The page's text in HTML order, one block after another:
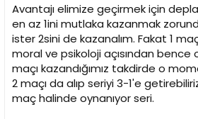
Avantajı elimize geçirmek için
en az 1ini mutlaka kazanmak
ister 2sini de kazanalım. Fakat 1
moral ve psikoloji açısından bence
maçı kazandığımız takdirde o
2 maçı da alıp seriyi 3-1'e
maç halinde oynanıyor seri.